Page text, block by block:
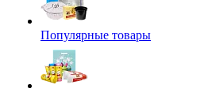
Популярные товары